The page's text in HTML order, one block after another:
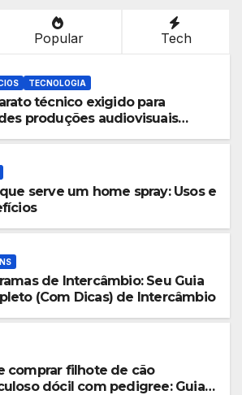
Popular Tech
TECNOLOGIA
técnico exigido para
produções audiovisuais
serve um home spray: Usos e
de Intercâmbio: Seu Guia
(Com Dicas) de Intercâmbio
comprar filhote de cão
dócil com pedigree: Guia